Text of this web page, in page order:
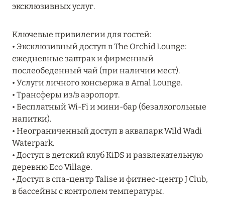
ATLANTIS THE PALM: НОВЫЙ ПАКЕТ
НАПИТКОВ ДЛЯ HB И FB
Подробнее
13 февраля 2025
MANDARIN ORIENTAL JUMEIRA, DUBAI:
СКИДКИ ДО 30 % ОТ СУММЫ КОНТРАКТА НА
РАЗМЕЩЕНИЕ ВЕСНОЙ
Подробнее
эксклюзивных услуг.
Ключевые привилегии для гостей:
• Эксклюзивный доступ в The Orchid Lounge:
ежедневные завтрак и фирменный
послеобеденный чай (при наличии мест).
• Услуги личного консьержа в Amal Lounge.
• Трансферы из/в аэропорт.
• Бесплатный Wi-Fi и мини-бар (безалкогольные
напитки).
• Неограниченный доступ в аквапарк Wild Wadi
Waterpark.
• Доступ в детский клуб KiDS и развлекательную
деревню Eco Village.
• Доступ в спа-центр Talise и фитнес-центр J Club,
в бассейны с контролем температуры.